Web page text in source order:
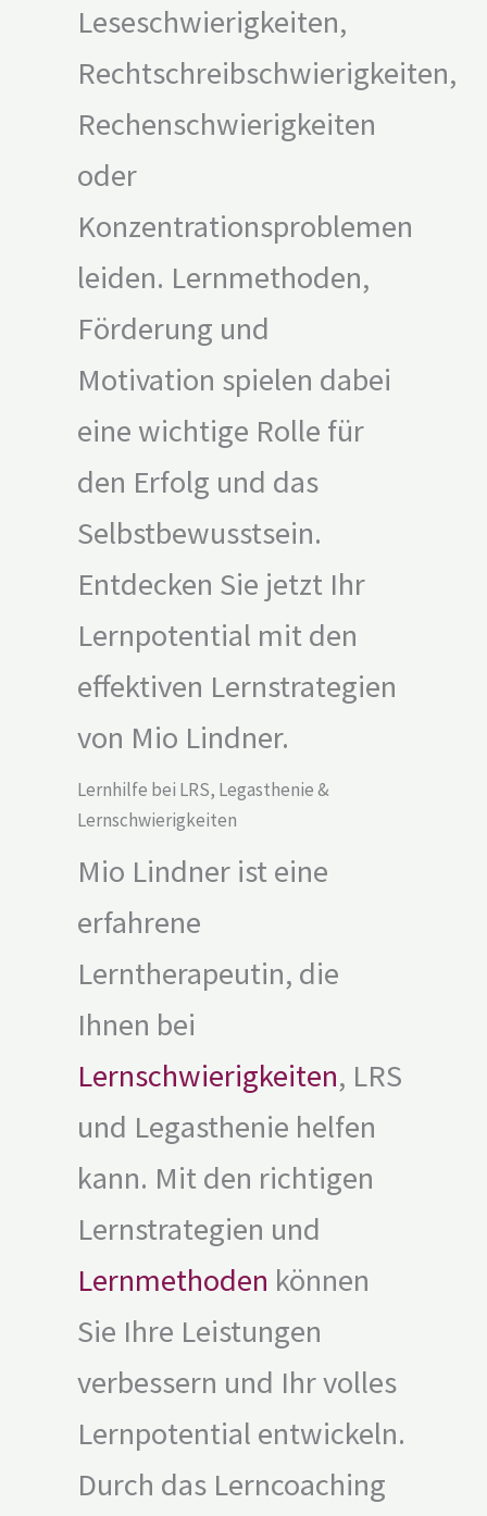
Leseschwierigkeiten,
Rechtschreibschwierigkeiten,
Rechenschwierigkeiten
oder
Konzentrationsproblemen
leiden. Lernmethoden,
Förderung und
Motivation spielen dabei
eine wichtige Rolle für
den Erfolg und das
Selbstbewusstsein.
Entdecken Sie jetzt Ihr
Lernpotential mit den
effektiven Lernstrategien
von Mio Lindner.
Lernhilfe bei LRS, Legasthenie &
Lernschwierigkeiten
Mio Lindner ist eine
erfahrene
Lerntherapeutin, die
Ihnen bei
Lernschwierigkeiten, LRS
und Legasthenie helfen
kann. Mit den richtigen
Lernstrategien und
Lernmethoden können
Sie Ihre Leistungen
verbessern und Ihr volles
Lernpotential entwickeln.
Durch das Lerncoaching